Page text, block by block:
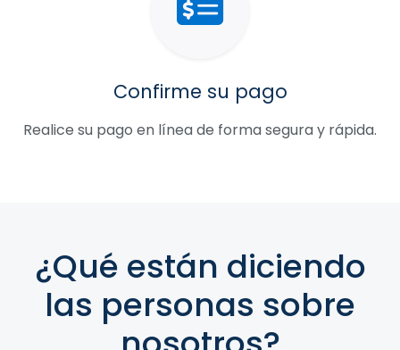
Confirme su pago
Realice su pago en línea de forma segura y rápida.
¿Qué están diciendo
las personas sobre